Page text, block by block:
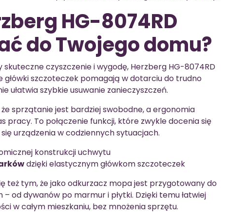
HG-8074RD
do Twojego domu?
skuteczne czyszczenie i wygodę, Herzberg HG-8074RD
szczoteczek pomagają w dotarciu do trudno
ułatwia szybkie usuwanie zanieczyszczeń.
sprzątanie jest bardziej swobodne, a ergonomia
To połączenie funkcji, które zwykle docenia się
urządzenia w codziennych sytuacjach.
konstrukcji uchwytu
dzięki elastycznym główkom szczoteczek
też tym, że jako odkurzacz mopa jest przygotowany do
od dywanów po marmur i płytki. Dzięki temu łatwiej
w całym mieszkaniu, bez mnożenia sprzętu.